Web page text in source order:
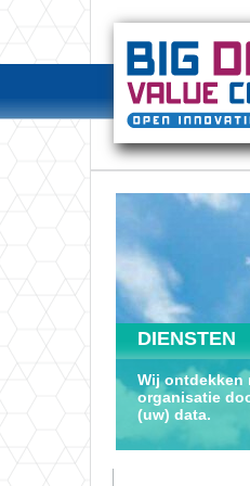
DIENSTEN
Wij ontdekken
organisatie
(uw) data.